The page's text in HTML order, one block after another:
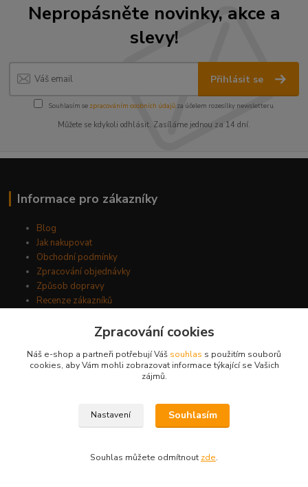
Nepropásněte novinky, akce a
slevy!
Přihlásit se
Souhlasím se zpracováním osobních údajůza účelem rozesílky newsletteru.
Můžete se kdykoli odhlásit. Zasíláme jednou za 14 dní.
Informace pro zákazníky
Blog
Jak nakupovat
Obchodní podmínky
Zpracování objednávky
Způsob dopravy
Recenze zákazníků
Vyhledat díl dle VIN kódu
Kontakty
Zpracování cookies
Náš e-shop a partneři potřebují Váš souhlas s použitím souborů
cookies, aby Vám mohli zobrazovat informace týkající se Vašich
zájmů.
Nastavení Souhlasím
Souhlas můžete odmítnout zde.